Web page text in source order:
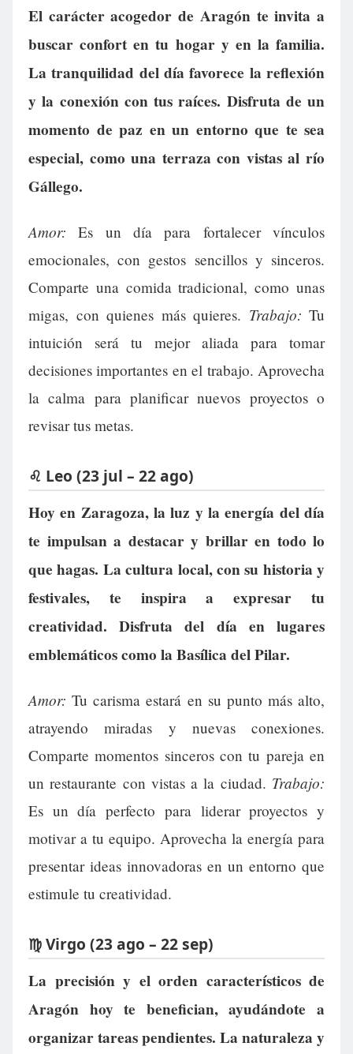
El carácter acogedor de Aragón te invita a
buscar confort en tu hogar y en la familia.
La tranquilidad del día favorece la reflexión
y la conexión con tus raíces. Disfruta de un
momento de paz en un entorno que te sea
especial, como una terraza con vistas al río
Gállego.
Amor: Es un día para fortalecer vínculos
emocionales, con gestos sencillos y sinceros.
Comparte una comida tradicional, como unas
migas, con quienes más quieres. Trabajo: Tu
intuición será tu mejor aliada para tomar
decisiones importantes en el trabajo. Aprovecha
la calma para planificar nuevos proyectos o
revisar tus metas.
♌ Leo (23 jul – 22 ago)
Hoy en Zaragoza, la luz y la energía del día
te impulsan a destacar y brillar en todo lo
que hagas. La cultura local, con su historia y
festivales, te inspira a expresar tu
creatividad. Disfruta del día en lugares
emblemáticos como la Basílica del Pilar.
Amor: Tu carisma estará en su punto más alto,
atrayendo miradas y nuevas conexiones.
Comparte momentos sinceros con tu pareja en
un restaurante con vistas a la ciudad. Trabajo:
Es un día perfecto para liderar proyectos y
motivar a tu equipo. Aprovecha la energía para
presentar ideas innovadoras en un entorno que
estimule tu creatividad.
♍ Virgo (23 ago – 22 sep)
La precisión y el orden característicos de
Aragón hoy te benefician, ayudándote a
organizar tareas pendientes. La naturaleza y